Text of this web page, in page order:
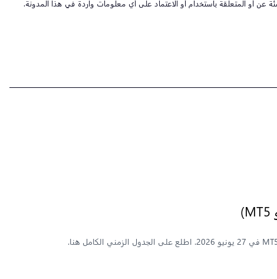
عن أو المتعلقة باستخدام أو الاعتماد على أي معلومات واردة في هذا المدونة.